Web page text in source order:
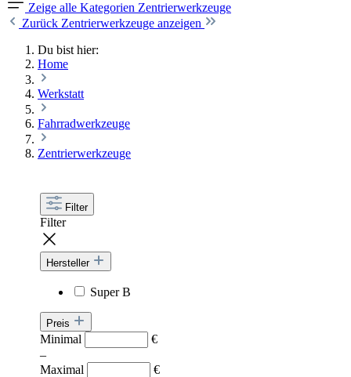
Zeige alle Kategorien Zentrierwerkzeuge
Zurück Zentrierwerkzeuge anzeigen
Du bist hier:
Home
Werkstatt
Fahrradwerkzeuge
Zentrierwerkzeuge
Filter
Filter
Hersteller
Super B
Preis
Minimal
€
–
Maximal
€